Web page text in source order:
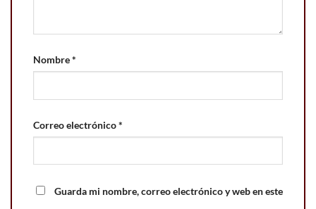
Nombre*
Correo electrónico*
Guarda mi nombre, correo electrónico y web en este